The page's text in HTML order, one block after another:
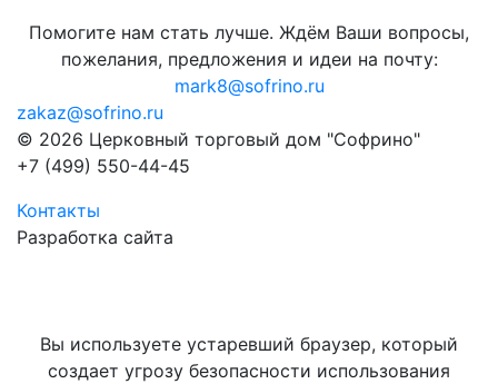
Помогите нам стать лучше. Ждём Ваши вопросы,
пожелания, предложения и идеи на почту:
mark8@sofrino.ru
zakaz@sofrino.ru
© 2026 Церковный торговый дом "Софрино"
+7 (499) 550-44-45
Контакты
Разработка сайта
Вы используете устаревший браузер, который
создает угрозу безопасности использования